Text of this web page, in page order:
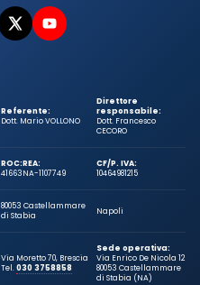
Referente:
Dott. Mario VOLLONO
Direttore
responsabile:
Dott. Francesco
CECORO
ROC:
41663
REA:
NA-1107749
CF/P. IVA:
10464981215
80053 Castellammare
di Stabia
Napoli
Via Moretto 70, Brescia
Tel.030 3758858
Sede operativa:
Via Enrico De Nicola 12
80053 Castellammare
di Stabia (NA)